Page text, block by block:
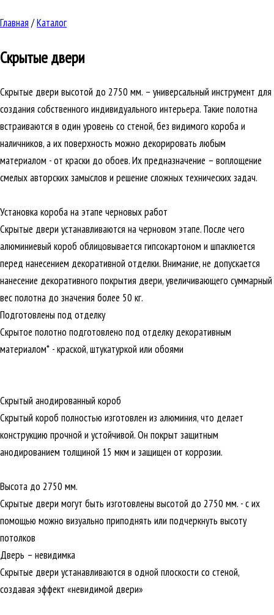
Главная /Каталог
Скрытые двери
Скрытые двери высотой до 2750 мм. – универсальный инструмент для
создания собственного индивидуального интерьера. Такие полотна
встраиваются в один уровень со стеной, без видимого короба и
наличников, а их поверхность можно декорировать любым
материалом - от краски до обоев. Их предназначение – воплощение
смелых авторских замыслов и решение сложных технических задач.
Установка короба на этапе черновых работ
Скрытые двери устанавливаются на черновом этапе. После чего
алюминиевый короб облицовывается гипсокартоном и шпаклюется
перед нанесением декоративной отделки. Внимание, не допускается
нанесение декоративного покрытия двери, увеличивающего суммарный
вес полотна до значения более 50 кг.
Подготовлены под отделку
Скрытое полотно подготовлено под отделку декоративным
материалом* - краской, штукатуркой или обоями
Скрытый анодированный короб
Скрытый короб полностью изготовлен из алюминия, что делает
конструкцию прочной и устойчивой. Он покрыт защитным
анодированием толщиной 15 мкм и защищен от коррозии.
Высота до 2750 мм.
Скрытые двери могут быть изготовлены высотой до 2750 мм. - с их
помощью можно визуально приподнять или подчеркнуть высоту
потолков
Дверь – невидимка
Скрытые двери устанавливаются в одной плоскости со стеной,
создавая эффект «невидимой двери»